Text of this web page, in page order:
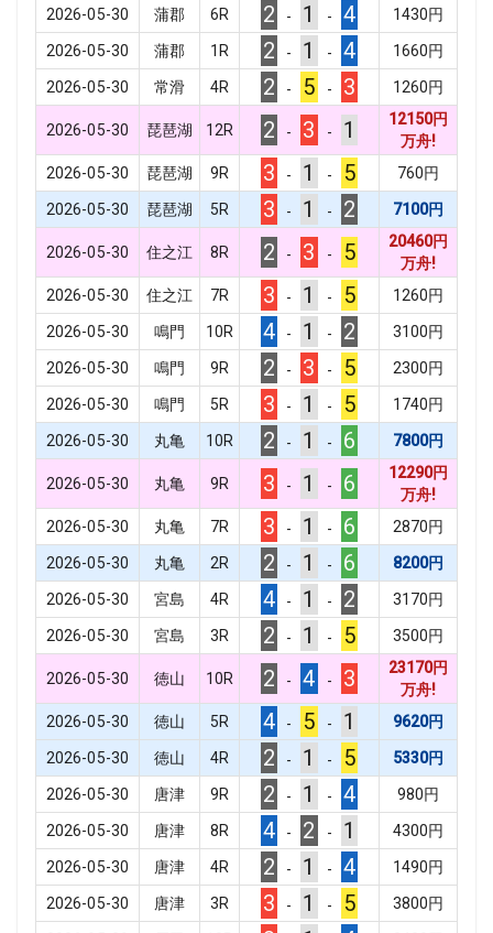
2026-05-30 蒲郡 6R 2 - 1 - 4 1430円
2026-05-30 蒲郡 1 R 2 - 1 - 4 1660円
2026-05-30 常滑 4R 2 - 5 - 3 1260円
2026-05-30 琵琶湖 12R 2 - 3 - 1 12150円
万舟!
2026-05-30
琵琶湖 9R 3 - 1 - 5 760円
2026-05-30 琵琶湖 5R 3 - 1 - 2 7100円
2026-05-30 住之江 8R 2 - 3 - 5 20460円
万舟!
2026-05-30
住之江 7R 3 - 1 - 5 1260円
2026-05-30 鳴門 10R 4 - 1 - 2 3100円
2026-05-30 鳴門 9R 2 - 3 - 5 2300円
2026-05-30 鳴門 5R 3 - 1 - 5 1740円
2026-05-30 丸亀 10R 2 - 1 - 6 7800円
2026-05-30 丸亀 9R 3 - 1 - 6 12290円
万舟!
2026-05-30
丸亀 7R 3 - 1 - 6 2870円
2026-05-30 丸亀 2R 2 - 1 - 6 8200円
2026-05-30 宮島 4R 4 - 1 - 2 3170円
2026-05-30 宮島 3R 2 - 1 - 5 3500円
2026-05-30 徳山 10R 2 - 4 - 3 23170円
万舟!
2026-05-30
徳山 5R 4 - 5 - 1 9620円
2026-05-30 徳山 4R 2 - 1 - 5 5330円
2026-05-30 唐津 9R 2 - 1 - 4 980円
2026-05-30 唐津 8R 4 - 2 - 1 4300円
2026-05-30 唐津 4R 2 - 1 - 4 1490円
2026-05-30 唐津 3R 3 - 1 - 5 3800円